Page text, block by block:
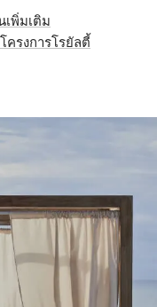
เพิ่มเติม
ครงการโรยัลตี้